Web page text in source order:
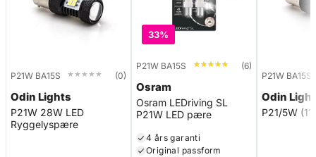
P21W BA15S ★★★★★
★★★★★ (0)
Odin Lights
P21W 28W LED
Ryggelyspære
33%
P21W BA15S ★★★★★
★★★★★ (6)
Osram
Osram LEDriving SL
P21W LED pære
4 års garanti
Original passform
P21W BA15S
Odin
P21/5W